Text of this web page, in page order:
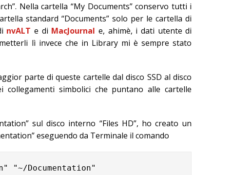
Nella cartella “My Documents” conservo tutti i
standard “Documents” solo per le cartella di
nvALT e di MacJournal e, ahimè, i dati utente di
lì invece che in Library mi è sempre stato
parte di queste cartelle dal disco SSD al disco
collegamenti simbolici che puntano alle cartelle
sul disco interno “Files HD”, ho creato un
eseguendo da Terminale il comando